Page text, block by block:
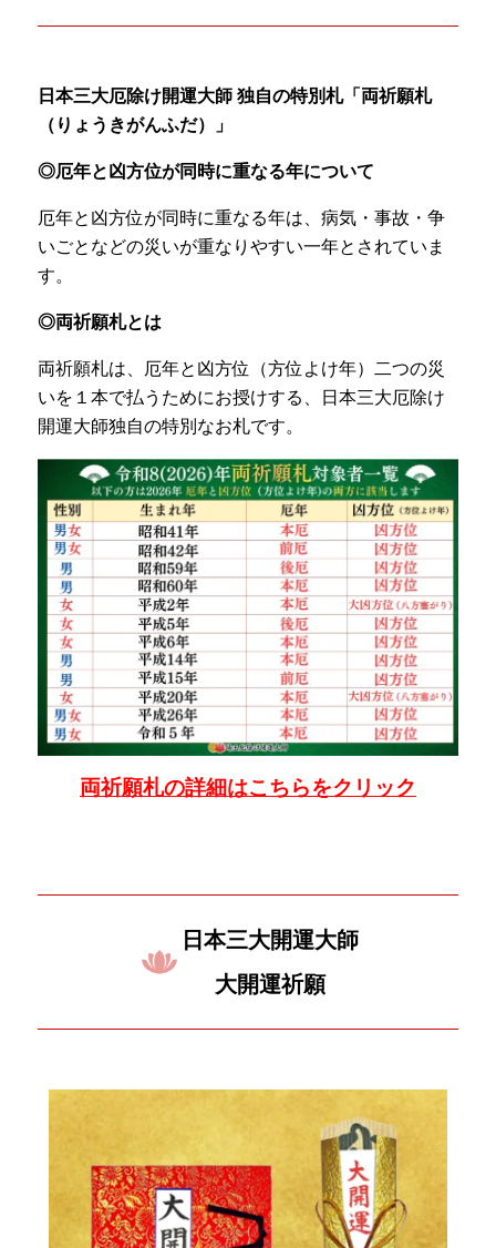
日本三大厄除け開運大師 独自の特別札「両祈願札
（りょうきがんふだ）」
◎厄年と凶方位が同時に重なる年について
厄年と凶方位が同時に重なる年は、病気・事故・争
いごとなどの災いが重なりやすい一年とされていま
す。
◎両祈願札とは
両祈願札は、厄年と凶方位（方位よけ年）二つの災
いを１本で払うためにお授けする、日本三大厄除け
開運大師独自の特別なお札です。
両祈願札の詳細はこちらをクリック
日本三大開運大師
大開運祈願